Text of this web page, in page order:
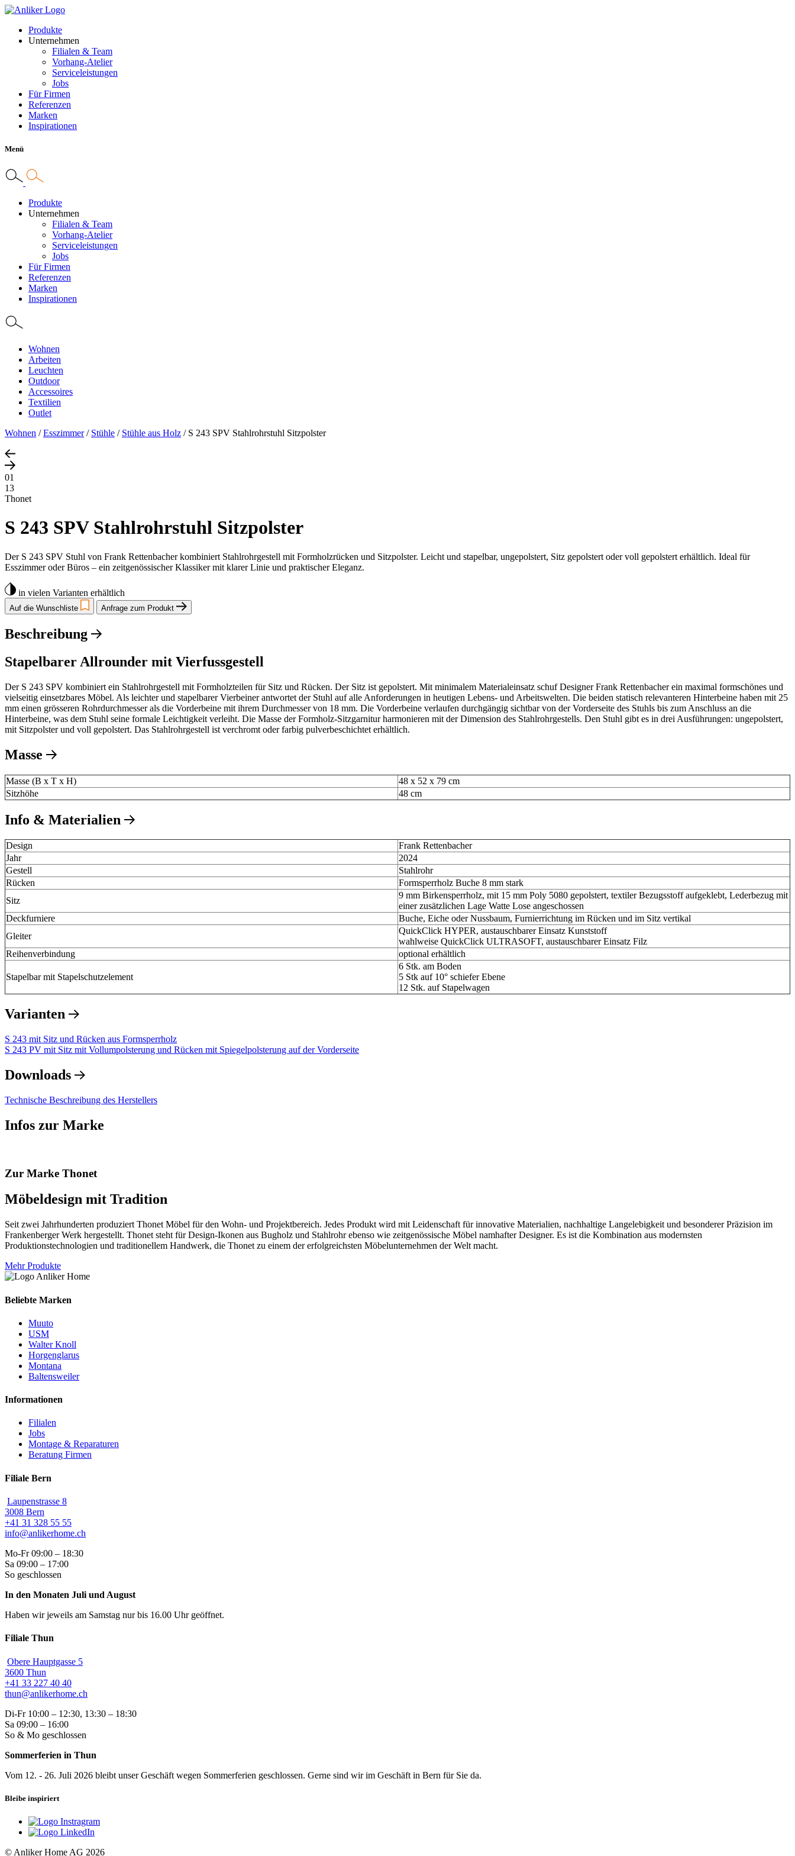
Produkte
Unternehmen
Filialen & Team
Vorhang-Atelier
Serviceleistungen
Jobs
Für Firmen
Referenzen
Marken
Inspirationen
Menü
Produkte
Unternehmen
Filialen & Team
Vorhang-Atelier
Serviceleistungen
Jobs
Für Firmen
Referenzen
Marken
Inspirationen
Wohnen
Arbeiten
Leuchten
Outdoor
Accessoires
Textilien
Outlet
Wohnen /Esszimmer/ Stühle / Stühle aus Holz / S 243 SPV Stahlrohrstuhl Sitzpolster
01
13
Thonet
S 243 SPV Stahlrohrstuhl Sitzpolster
Der S 243 SPV Stuhl von Frank Rettenbacher kombiniert Stahlrohrgestell mit Formholzrücken und Sitzpolster. Leicht und stapelbar, ungepolstert, Sitz gepolstert oder voll gepolstert erhältlich. Ideal für
Esszimmer oder Büros – ein zeitgenössischer Klassiker mit klarer Linie und praktischer Eleganz.
in vielen Varianten erhältlich
Auf die Wunschliste Anfrage zum Produkt
Beschreibung
Stapelbarer Allrounder mit Vierfussgestell
Der S 243 SPV kombiniert ein Stahlrohrgestell mit Formholzteilen für Sitz und Rücken. Der Sitz ist gepolstert. Mit minimalem Materialeinsatz schuf Designer Frank Rettenbacher ein maximal formschönes und
vielseitig einsetzbares Möbel. Als leichter und stapelbarer Vierbeiner antwortet der Stuhl auf alle Anforderungen in heutigen Lebens- und Arbeitswelten. Die beiden statisch relevanteren Hinterbeine haben mit 25
mm einen grösseren Rohrdurchmesser als die Vorderbeine mit ihrem Durchmesser von 18 mm. Die Vorderbeine verlaufen durchgängig sichtbar von der Vorderseite des Stuhls bis zum Anschluss an die
Hinterbeine, was dem Stuhl seine formale Leichtigkeit verleiht. Die Masse der Formholz-Sitzgarnitur harmonieren mit der Dimension des Stahlrohrgestells. Den Stuhl gibt es in drei Ausführungen: ungepolstert,
mit Sitzpolster und voll gepolstert. Das Stahlrohrgestell ist verchromt oder farbig pulverbeschichtet erhältlich.
Masse
Masse (B x T x H)
48 x 52 x 79 cm
Sitzhöhe
48 cm
Info & Materialien
Design
Frank Rettenbacher
Jahr
2024
Gestell
Stahlrohr
Rücken
Formsperrholz Buche 8 mm stark
Sitz
9 mm Birkensperrholz, mit 15 mm Poly 5080 gepolstert, textiler Bezugsstoff aufgeklebt, Lederbezug mit
einer zusätzlichen Lage Watte Lose angeschossen
Deckfurniere
Buche, Eiche oder Nussbaum, Furnierrichtung im Rücken und im Sitz vertikal
Gleiter
QuickClick HYPER, austauschbarer Einsatz Kunststoff
wahlweise QuickClick ULTRASOFT, austauschbarer Einsatz Filz
Reihenverbindung
optional erhältlich
Stapelbar mit Stapelschutzelement
6 Stk. am Boden
5 Stk auf 10° schiefer Ebene
12 Stk. auf Stapelwagen
Varianten
S 243 mit Sitz und Rücken aus Formsperrholz
S 243 PV mit Sitz mit Vollumpolsterung und Rücken mit Spiegelpolsterung auf der Vorderseite
Downloads
Technische Beschreibung des Herstellers
Infos zur Marke
Zur Marke Thonet
Möbeldesign mit Tradition
Seit zwei Jahrhunderten produziert Thonet Möbel für den Wohn- und Projektbereich. Jedes Produkt wird mit Leidenschaft für innovative Materialien, nachhaltige Langelebigkeit und besonderer Präzision im
Frankenberger Werk hergestellt. Thonet steht für Design-Ikonen aus Bugholz und Stahlrohr ebenso wie zeitgenössische Möbel namhafter Designer. Es ist die Kombination aus modernsten
Produktionstechnologien und traditionellem Handwerk, die Thonet zu einem der erfolgreichsten Möbelunternehmen der Welt macht.
Mehr Produkte
Beliebte Marken
Muuto
USM
Walter Knoll
Horgenglarus
Montana
Baltensweiler
Informationen
Filialen
Jobs
Montage & Reparaturen
Beratung Firmen
Filiale Bern
Laupenstrasse 8
3008 Bern
+41 31 328 55 55
info@anlikerhome.ch
Mo-Fr 09:00 – 18:30
Sa 09:00 – 17:00
So geschlossen
In den Monaten Juli und August
Haben wir jeweils am Samstag nur bis 16.00 Uhr geöffnet.
Filiale Thun
Obere Hauptgasse 5
3600 Thun
+41 33 227 40 40
thun@anlikerhome.ch
Di-Fr 10:00 – 12:30, 13:30 – 18:30
Sa 09:00 – 16:00
So & Mo geschlossen
Sommerferien in Thun
Vom 12. - 26. Juli 2026 bleibt unser Geschäft wegen Sommerferien geschlossen. Gerne sind wir im Geschäft in Bern für Sie da.
Bleibe inspiriert
© Anliker Home AG 2026